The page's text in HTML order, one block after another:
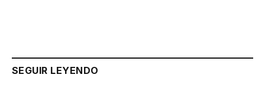
SEGUIR LEYENDO